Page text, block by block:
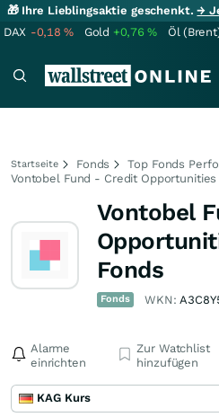
🎁 Ihre Lieblingsaktie geschenkt.→
DAX -0,18% Gold +0,76% Öl
Startseite Fonds
Top Fonds
Vontobel Fund - Credit Opportunities
Vontobel
Fonds
Fonds WKN:
Alarme
einrichten
Zur Watchlist
hinzufügen
KAG Kurs